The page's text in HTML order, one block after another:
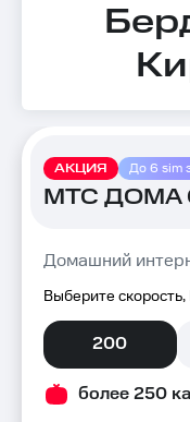
АКЦИЯ До 6 sim
МТС ДОМА
Домашний
Выберите
200
более 250